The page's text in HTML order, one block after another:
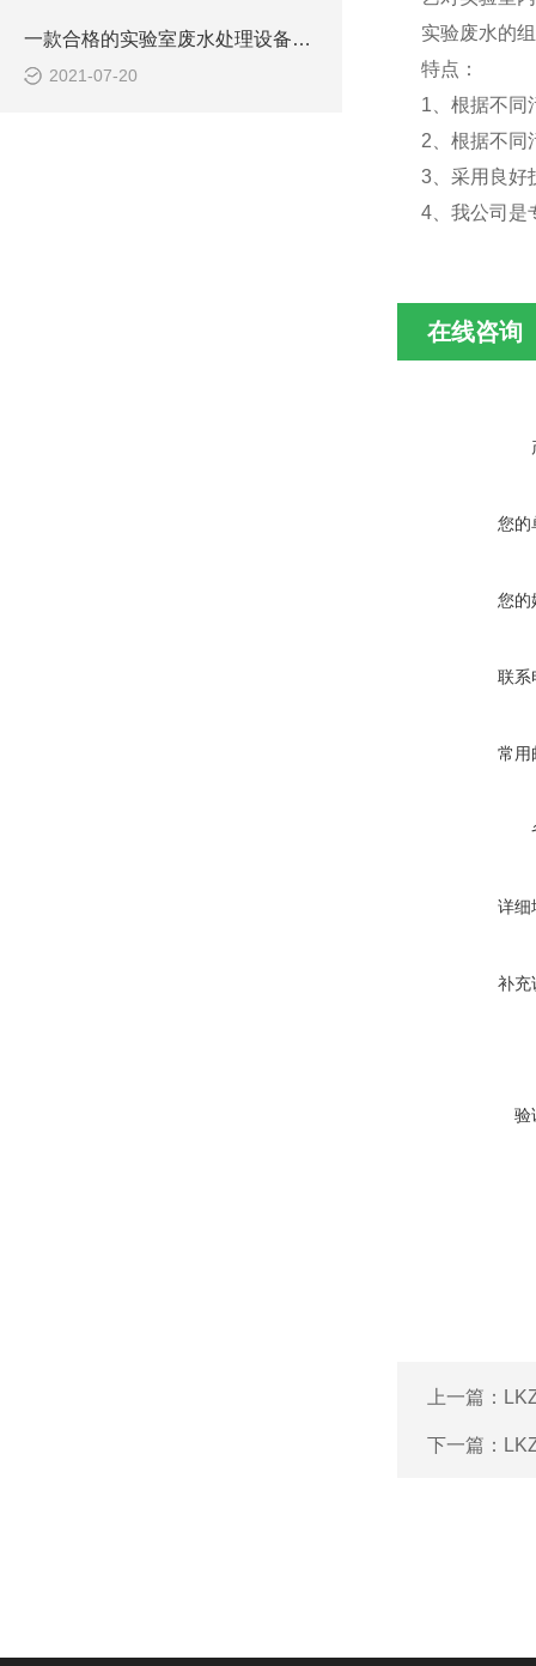
一款合格的实验室废水处理设备有哪些性能要求和组成结构？
2021-07-20
实验废水的
特点：
1、根据不同
2、根据不同
3、采用良好
4、我公司是
在线咨询
您的
您的
联系
常用
详细
补充
验
上一篇：
下一篇：